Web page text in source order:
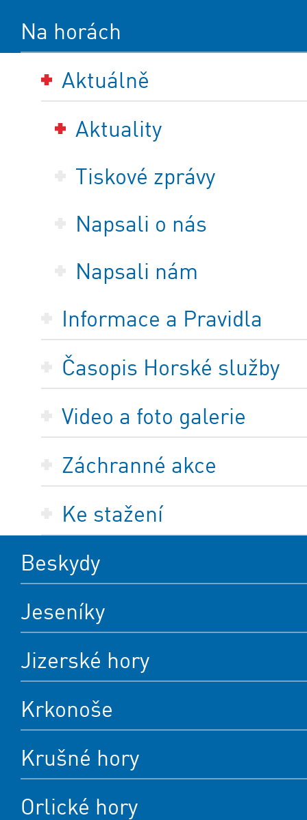
Na horách
Aktuálně
Aktuality
Tiskové zprávy
Napsali o nás
Napsali nám
Informace a Pravidla
Časopis Horské služby
Video a foto galerie
Záchranné akce
Ke stažení
Beskydy
Jeseníky
Jizerské hory
Krkonoše
Krušné hory
Orlické hory